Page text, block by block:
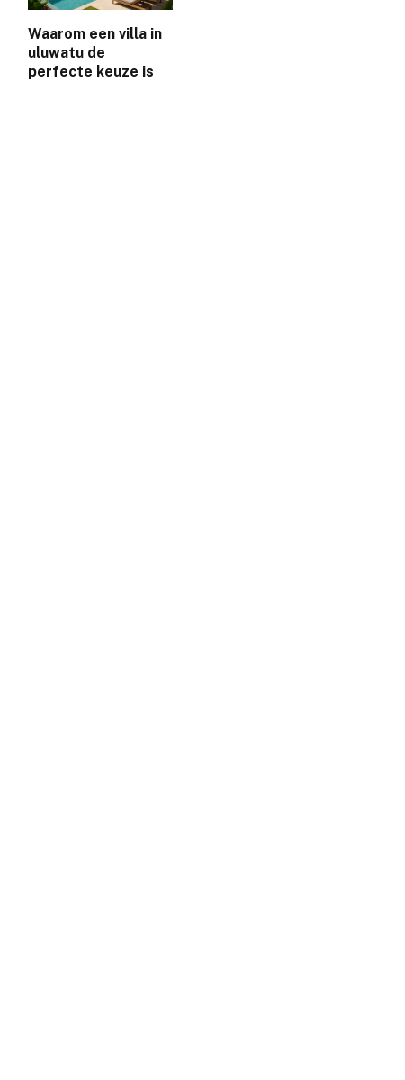
Waarom een villa in
uluwatu de
perfecte keuze is